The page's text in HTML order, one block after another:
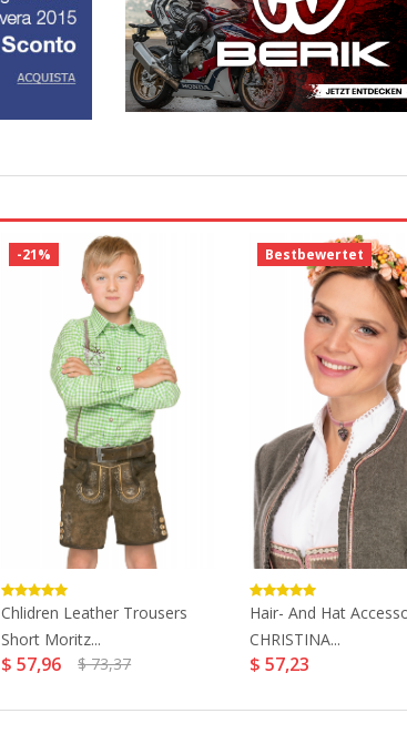
-21%
Chlidren Leather Trousers
Short Moritz...
$ 57,96 $ 73,37
Bestbewertet
Hair- And Hat
CHRISTINA...
$ 57,23